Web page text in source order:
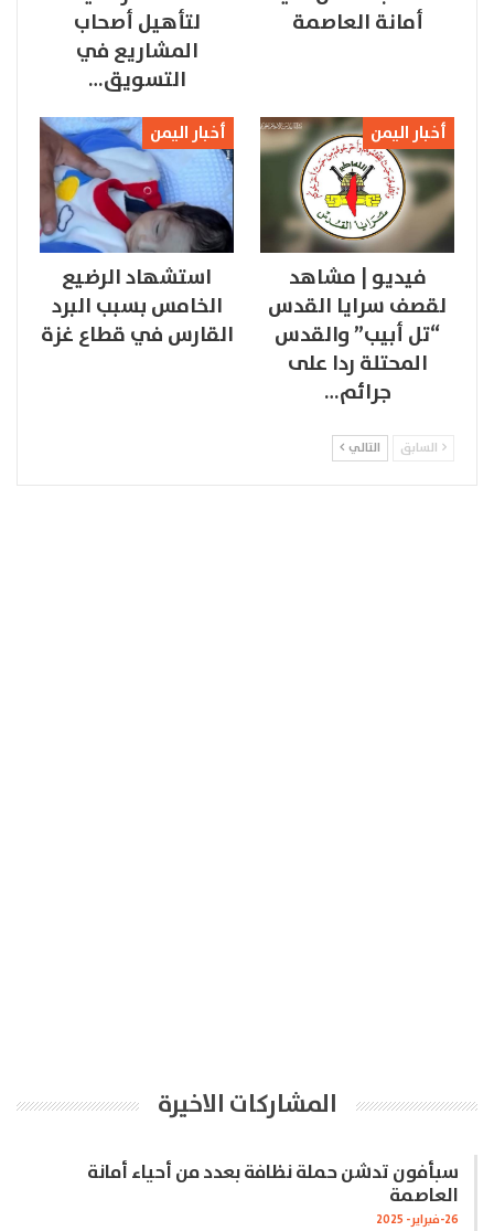
أمانة العاصمة
لتأهيل أصحاب
المشاريع في
التسويق…
أخبار اليمن
فيديو | مشاهد
لقصف سرايا القدس
“تل أبيب” والقدس
المحتلة ردا على
جرائم…
أخبار اليمن
استشهاد الرضيع
الخامس بسبب البرد
القارس في قطاع غزة
السابق التالي
المشاركات الاخيرة
سبأفون تدشن حملة نظافة بعدد من أحياء أمانة
العاصمة
26-فبراير- 2025